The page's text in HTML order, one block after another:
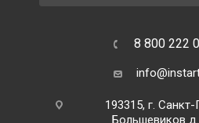
8 800 222
193315, г. Санкт-
Большевиков